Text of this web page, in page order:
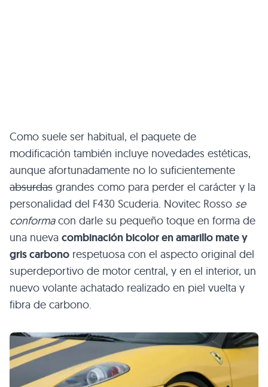
Como suele ser habitual, el paquete de
modificación también incluye novedades estéticas,
aunque afortunadamente no lo suficientemente
absurdas grandes como para perder el carácter y la
personalidad del F430 Scuderia. Novitec Rosso se
conformacon darle su pequeño toque en forma de
una nueva combinación bicolor en amarillo mate y
gris carbono respetuosa con el aspecto original del
superdeportivo de motor central, y en el interior, un
nuevo volante achatado realizado en piel vuelta y
fibra de carbono.